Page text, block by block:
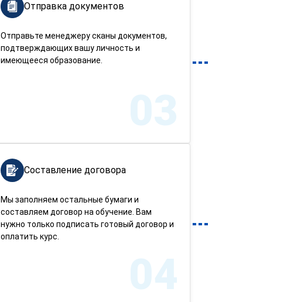
Отправка документов
Отправьте менеджеру сканы документов,
подтверждающих вашу личность и
имеющееся образование.
03
Составление договора
Мы заполняем остальные бумаги и
составляем договор на обучение. Вам
нужно только подписать готовый договор и
оплатить курс.
04